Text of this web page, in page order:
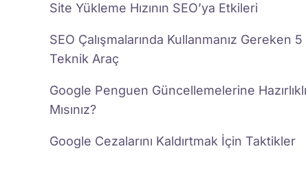
Site Yükleme Hızının SEO’ya Etkileri
SEO Çalışmalarında Kullanmanız Gereken 5
Teknik Araç
Google Penguen Güncellemelerine Hazırlıklı
Mısınız?
Google Cezalarını Kaldırtmak İçin Taktikler